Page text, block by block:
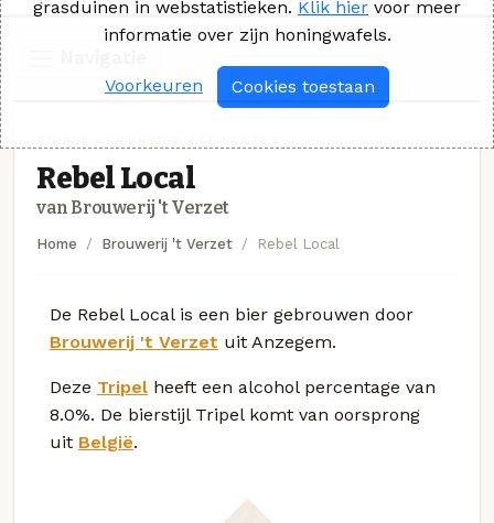
Rebel Local
van Brouwerij 't Verzet
Home Brouwerij 't Verzet Rebel Local
De Rebel Local is een bier gebrouwen door
Brouwerij 't Verzet uit Anzegem.
Deze Tripel heeft een alcohol percentage van
8.0%. De bierstijl Tripel komt van oorsprong
uit België.
grasduinen in webstatistieken. Klik hier voor meer
informatie over zijn honingwafels.
Voorkeuren Cookies toestaan